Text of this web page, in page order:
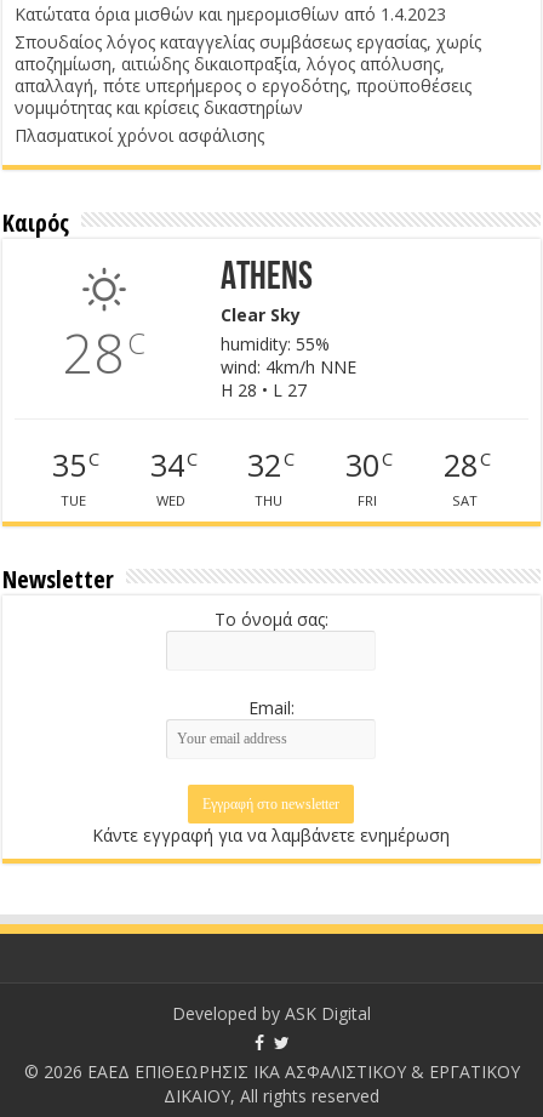
Κατώτατα όρια μισθών και ημερομισθίων από 1.4.2023
Σπουδαίος λόγος καταγγελίας συμβάσεως εργασίας, χωρίς
αποζημίωση, αιτιώδης δικαιοπραξία, λόγος απόλυσης,
απαλλαγή, πότε υπερήμερος ο εργοδότης, προϋποθέσεις
νομιμότητας και κρίσεις δικαστηρίων
Πλασματικοί χρόνοι ασφάλισης
Καιρός
28C
Athens
Clear Sky
humidity: 55%
wind: 4km/h NNE
H 28 • L 27
35C
TUE
34C
WED
32C
THU
30C
FRI
28C
SAT
Newsletter
Το όνομά σας:
Email:
Κάντε εγγραφή για να λαμβάνετε ενημέρωση
Developed by ASK Digital
© 2026 ΕΑΕΔ ΕΠΙΘΕΩΡΗΣΙΣ ΙΚΑ ΑΣΦΑΛΙΣΤΙΚΟΥ & ΕΡΓΑΤΙΚΟΥ
ΔΙΚΑΙΟΥ, All rights reserved